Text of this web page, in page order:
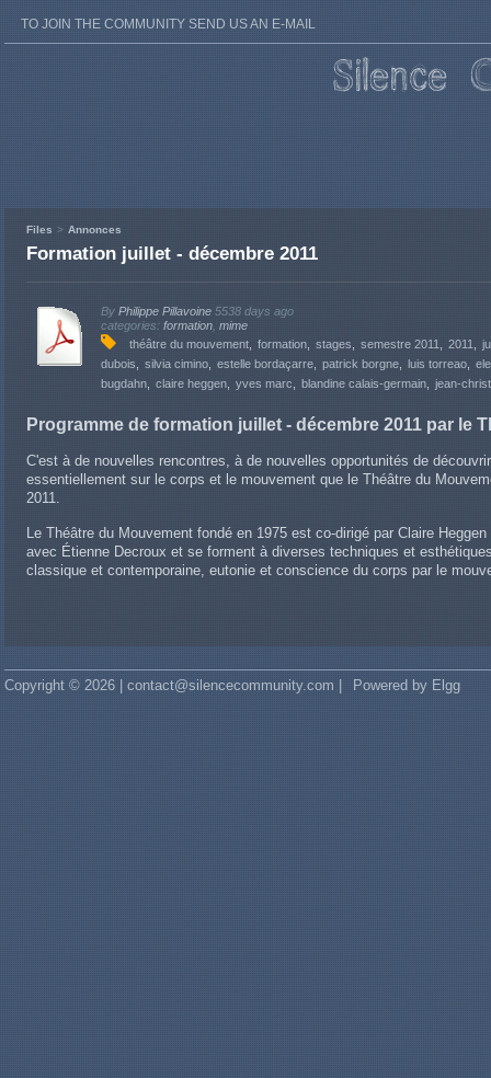
TO JOIN THE COMMUNITY SEND US AN E-MAIL
Files Annonces
Formation juillet - décembre 2011
By Philippe Pillavoine 5538 days ago
categories: formation mime
théâtre du mouvement
formation stages semestre 2011 2011
dubois
silvia cimino estelle bordaçarre patrick borgne luis torreao
bugdahn
claire heggen yves marc blandine calais-germain jean-
Programme de formation juillet - décembre 2011 par le
C'est à de nouvelles rencontres, à de nouvelles opportunités de
essentiellement sur le corps et le mouvement que le Théâtre du
2011.
Le Théâtre du Mouvement fondé en 1975 est co-dirigé par Claire
avec Étienne Decroux et se forment à diverses techniques et
classique et contemporaine, eutonie et conscience du corps par le
Copyright © 2026 | contact@silencecommunity.com | Powered by Elgg